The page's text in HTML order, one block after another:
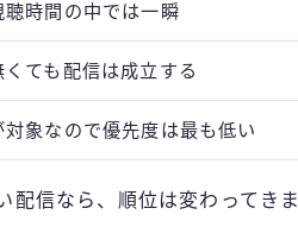
時間の中では一瞬
ても配信は成立する
象なので優先度は最も低い
配信なら、順位は変わってきま